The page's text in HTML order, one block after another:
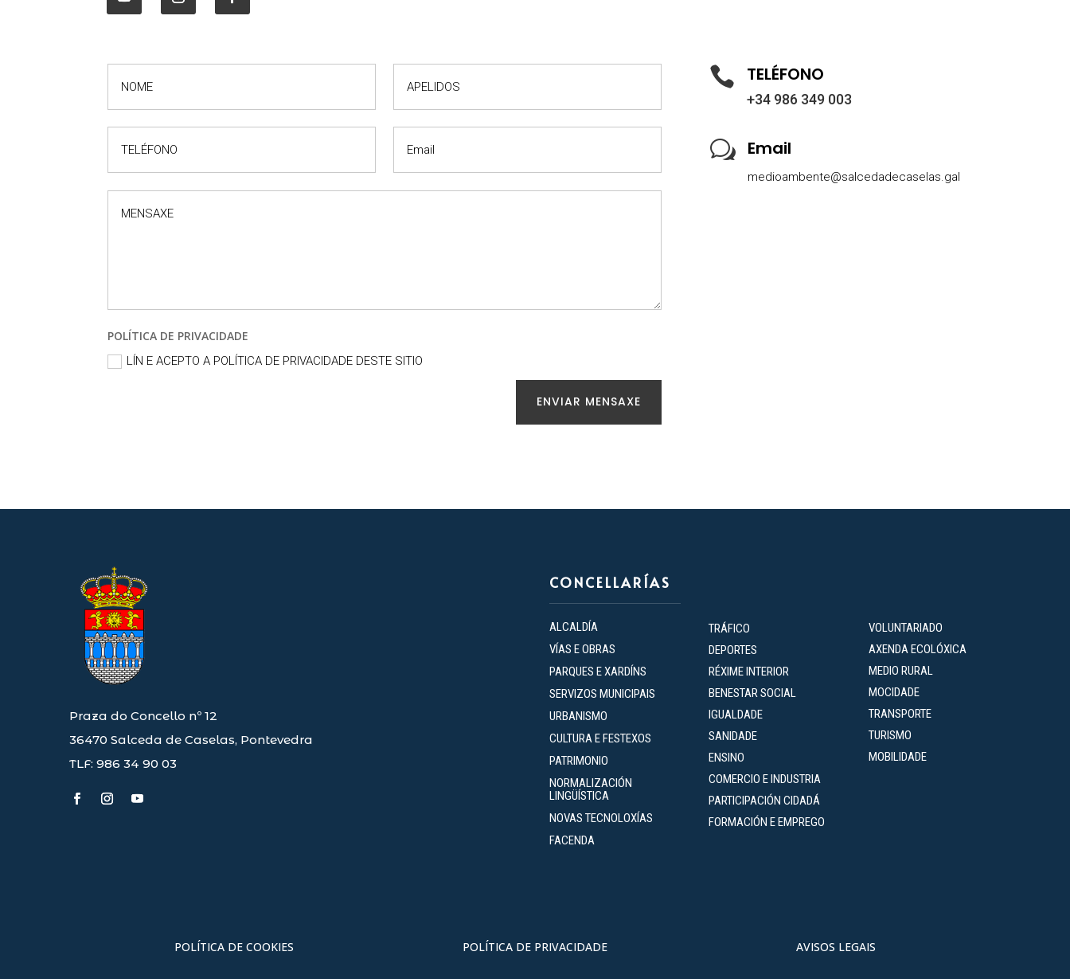
POLÍTICA DE PRIVACIDADE
LÍN E ACEPTO A POLÍTICA DE PRIVACIDADE DESTE SITIO
ENVIAR MENSAXE
 TELÉFONO
+34 986 349 003
w Email
medioambente@salcedadecaselas.gal
Praza do Concello nº 12
36470 Salceda de Caselas, Pontevedra
TLF: 986 34 90 03
CONCELLARÍAS
ALCALDÍA
VÍAS E OBRAS
PARQUES E XARDÍNS
SERVIZOS MUNICIPAIS
URBANISMO
CULTURA E FESTEXOS
PATRIMONIO
NORMALIZACIÓN
LINGÜÍSTICA
NOVAS TECNOLOXÍAS
FACENDA
TRÁFICO
DEPORTES
RÉXIME INTERIOR
BENESTAR SOCIAL
IGUALDADE
SANIDADE
ENSINO
COMERCIO E INDUSTRIA
PARTICIPACIÓN CIDADÁ
FORMACIÓN E EMPREGO
VOLUNTARIADO
AXENDA ECOLÓXICA
MEDIO RURAL
MOCIDADE
TRANSPORTE
TURISMO
MOBILIDADE
POLÍTICA DE COOKIES POLÍTICA DE PRIVACIDADE AVISOS LEGAIS